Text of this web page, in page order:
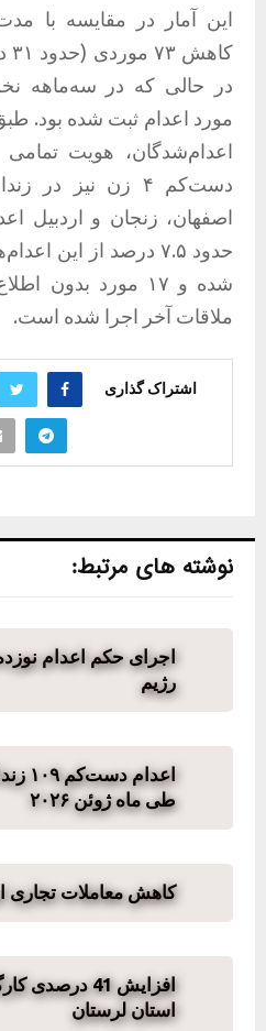
مورد اعدام ثبت شده بود.
دست‌کم ۴ زن نیز
اصفهان، زنجان و اردبیل
حدود ۷.۵ درصد از این
شده و ۱۷ مورد بدون
ملاقات آخر اجرا شده است.
اشتراک گذاری
نوشته های مرتبط:
اجرای حکم اعدام
رژیم
طی ماه ژوئن ۲۰۲۶
کاهش معاملات تجاری
افزایش 41
استان لرستان